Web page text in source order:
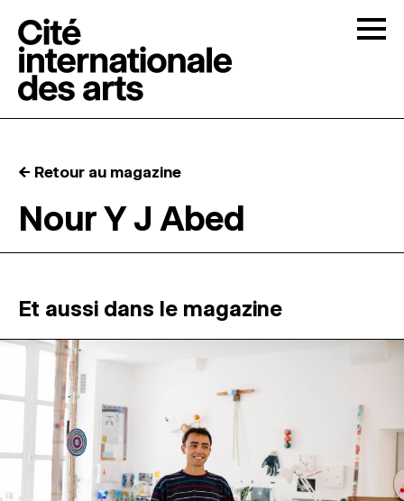
RÉSIDENCES ↓
ATELIERS OUVERTS
PROGRAMMATION
MAGAZINE
ESPACES DE PRATIQUE ARTISTIQUE ↓
← Retour au magazine
Nour Y J Abed
Et aussi dans le magazine